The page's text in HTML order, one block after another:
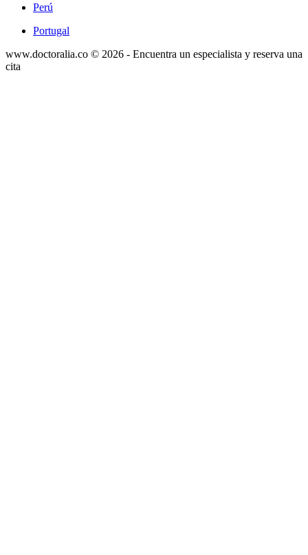
Perú
Portugal
www.doctoralia.co © 2026 - Encuentra un especialista y reserva una
cita